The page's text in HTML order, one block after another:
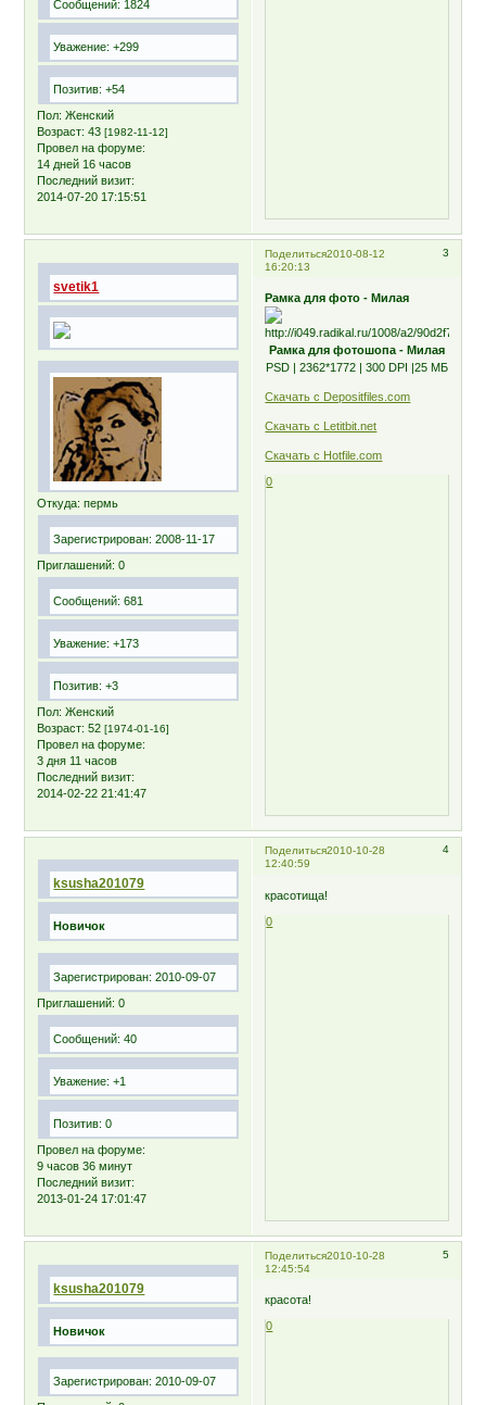
Сообщений: 1824
Уважение: +299
Позитив: +54
Пол: Женский
Возраст: 43[1982-11-12]
Провел на форуме:
14 дней 16 часов
Последний визит:
2014-07-20 17:15:51
Поделиться 3
2010-08-12
16:20:13
svetik1
Откуда: пермь
Зарегистрирован: 2008-11-17
Приглашений: 0
Сообщений: 681
Уважение: +173
Позитив: +3
Пол: Женский
Возраст: 52[1974-01-16]
Провел на форуме:
3 дня 11 часов
Последний визит:
2014-02-22 21:41:47
Рамка для фото - Милая
Рамка для фотошопа - Милая
PSD | 2362*1772 | 300 DPI |25 МБ
Скачать с Depositfiles.com
Скачать с Letitbit.net
Скачать с Hotfile.com
0
Поделиться 4
2010-10-28
12:40:59
ksusha201079
Новичок
Зарегистрирован: 2010-09-07
Приглашений: 0
Сообщений: 40
Уважение: +1
Позитив: 0
Провел на форуме:
9 часов 36 минут
Последний визит:
2013-01-24 17:01:47
красотища!
0
Поделиться 5
2010-10-28
12:45:54
ksusha201079
Новичок
Зарегистрирован: 2010-09-07
красота!
0